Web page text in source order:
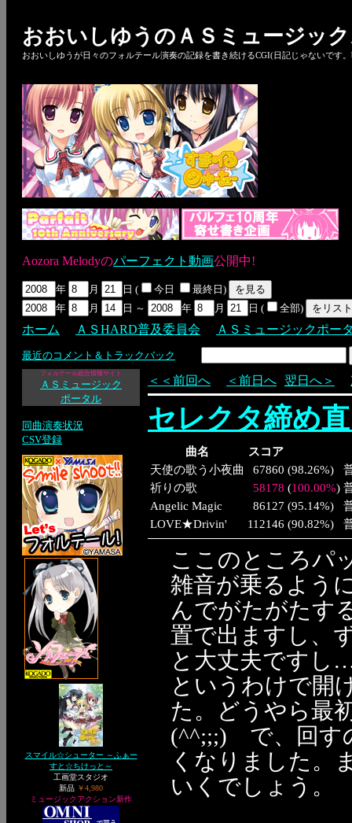
おおいしゆうのＡＳミュージッ
おおいしゆうが日々のフォルテール演奏の記録を書き続けるCGI(日記じゃないです
Aozora Melodyのパーフェクト動画公開中!
年 月 日 ( 今日
最終日)
年
月 日 ～ 年 月 日 ( 全部)
ホーム ＡＳHARD普及委員会 ＡＳミュージックポー
最近のコメント＆トラックバック
フォルテール総合情報サイト
ＡＳミュージック
ポータル
同曲演奏状況
CSV登録
スマイル☆シューター ～ふぁー
すと☆ちけっと～
工画堂スタジオ
新品 ￥4,980
ミュージックアクション新作
＜＜前回へ ＜前日へ 翌日へ＞
セレクタ締め
曲名
スコア
天使の歌う小夜曲
67860 (98.26%)
祈りの歌
58178 (100.00%)
Angelic Magic
86127 (95.14%)
LOVE★Drivin'
112146 (90.82%)
ここのところパ
雑音が乗るよう
んでがたがたす
置で出ますし、
と大丈夫ですし
というわけで開
た。どうやら最
(^^;;;) で、回す
くなりました。
いくでしょう。